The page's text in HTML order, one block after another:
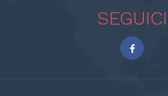
SEGUICI